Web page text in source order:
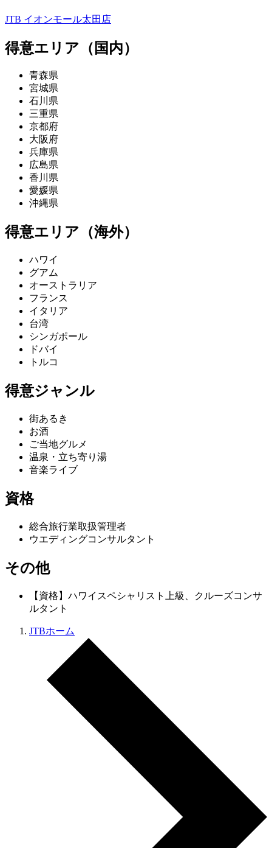
JTB イオンモール太田店
得意エリア（国内）
青森県
宮城県
石川県
三重県
京都府
大阪府
兵庫県
広島県
香川県
愛媛県
沖縄県
得意エリア（海外）
ハワイ
グアム
オーストラリア
フランス
イタリア
台湾
シンガポール
ドバイ
トルコ
得意ジャンル
街あるき
お酒
ご当地グルメ
温泉・立ち寄り湯
音楽ライブ
資格
総合旅行業取扱管理者
ウエディングコンサルタント
その他
【資格】ハワイスペシャリスト上級、クルーズコンサ
ルタント
JTBホーム